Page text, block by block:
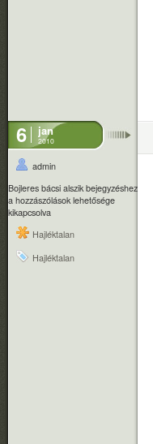
6 jan
2010
admin
Bojleres bácsi alszik bejegyzéshez
a hozzászólások lehetősége
kikapcsolva
Hajléktalan
Hajléktalan